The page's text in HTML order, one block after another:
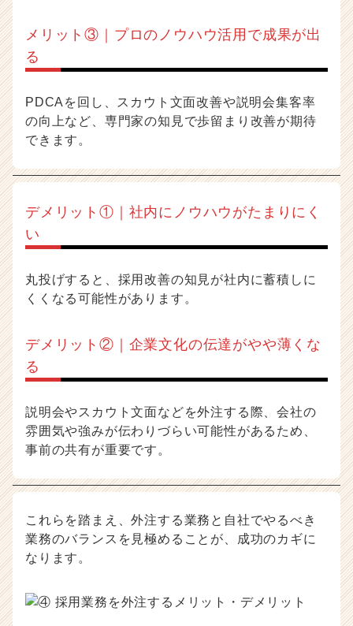
メリット③｜プロのノウハウ活用で成果が出
る
PDCAを回し、スカウト文面改善や説明会集客率
の向上など、専門家の知見で歩留まり改善が期待
できます。
デメリット①｜社内にノウハウがたまりにく
い
丸投げすると、採用改善の知見が社内に蓄積しに
くくなる可能性があります。
デメリット②｜企業文化の伝達がやや薄くな
る
説明会やスカウト文面などを外注する際、会社の
雰囲気や強みが伝わりづらい可能性があるため、
事前の共有が重要です。
これらを踏まえ、外注する業務と自社でやるべき
業務のバランスを見極めることが、成功のカギに
なります。